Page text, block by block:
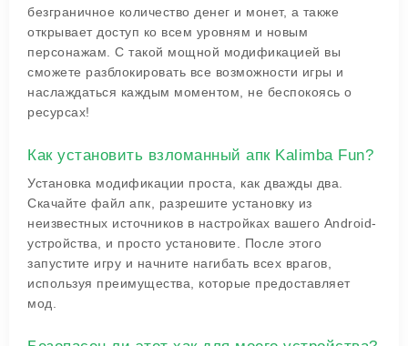
безграничное количество денег и монет, а также
открывает доступ ко всем уровням и новым
персонажам. С такой мощной модификацией вы
сможете разблокировать все возможности игры и
наслаждаться каждым моментом, не беспокоясь о
ресурсах!
Как установить взломанный апк Kalimba Fun?
Установка модификации проста, как дважды два.
Скачайте файл апк, разрешите установку из
неизвестных источников в настройках вашего Android-
устройства, и просто установите. После этого
запустите игру и начните нагибать всех врагов,
используя преимущества, которые предоставляет
мод.